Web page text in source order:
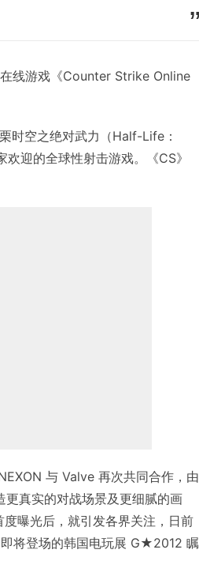
线游戏《Counter Strike Online
时空之绝对武力（Half-Life：
迎的全球性射击游戏。《CS》
与 Valve 再次共同合作，由
真实的对战场景及更细腻的画
曝光后，就引发各界关注，日前
将登场的韩国电玩展 G★2012 瞩